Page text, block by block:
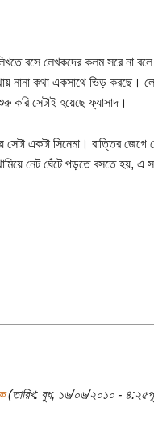
বসে লেখকদের কলম সরে না
নানা কথা একসাথে ভিড় করছে।
করি সেটাই হয়েছে ফ্যাসাদ।
সেটা একটা সিনেমা। রাত্তির
নেট ঘেঁটে পড়তে বসতে হয়, এ
(তারিখ: বুধ, ১৬/০৬/২০১০ -